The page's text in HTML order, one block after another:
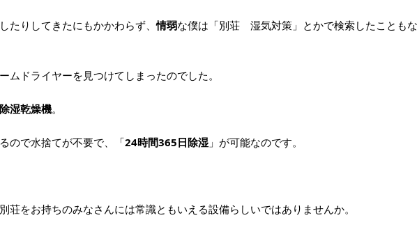
たりしてきたにもかかわらず、情弱な僕は「別荘 湿気対策」とかで検索したこともな
ムドライヤーを見つけてしまったのでした。
湿乾燥機。
ので水捨てが不要で、「24時間365日除湿 」が可能なのです。
荘をお持ちのみなさんには常識ともいえる設備らしいではありませんか。